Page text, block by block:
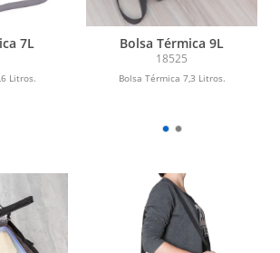
7L
Litros.
Bolsa Térmica 9L
18525
Bolsa Térmica 7,3 Litros.